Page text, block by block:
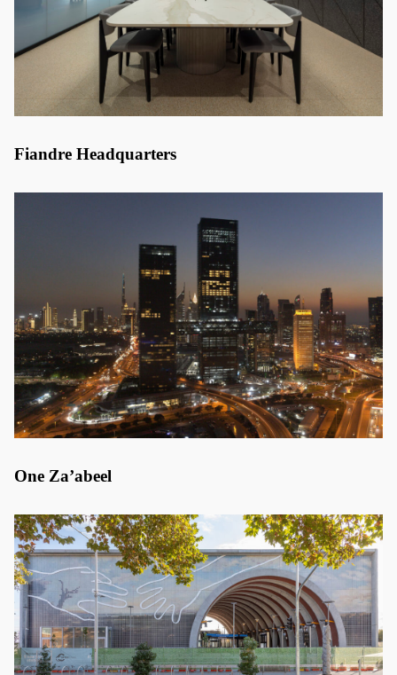
Fiandre Headquarters
One Za’abeel